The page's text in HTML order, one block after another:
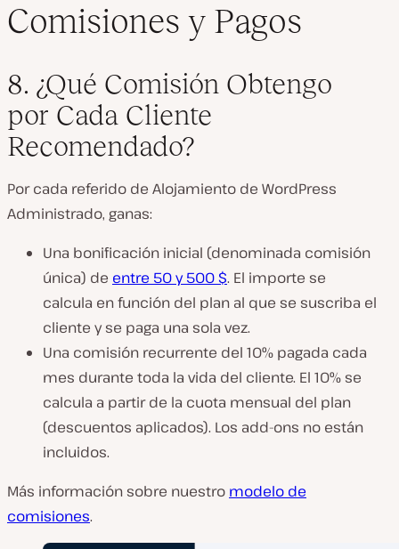
Comisiones y Pagos
8. ¿Qué Comisión Obtengo
por Cada Cliente
Recomendado?
Por cada referido de Alojamiento de WordPress
Administrado, ganas:
Una bonificación inicial (denominada comisión
única) de entre 50 y 500 $. El importe se
calcula en función del plan al que se suscriba el
cliente y se paga una sola vez.
Una comisión recurrente del 10% pagada cada
mes durante toda la vida del cliente. El 10% se
calcula a partir de la cuota mensual del plan
(descuentos aplicados). Los add-ons no están
incluidos.
Más información sobre nuestro modelo de
comisiones.